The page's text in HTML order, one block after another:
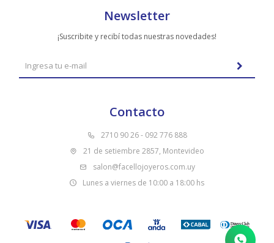
Contacto
2710 90 26 - 092 776 888
21 de setiembre 2857, Montevideo
salon@facellojoyeros.com.uy
Lunes a viernes de 10:00 a 18:00 hs
Newsletter
¡Suscribite y recibí todas nuestras novedades!